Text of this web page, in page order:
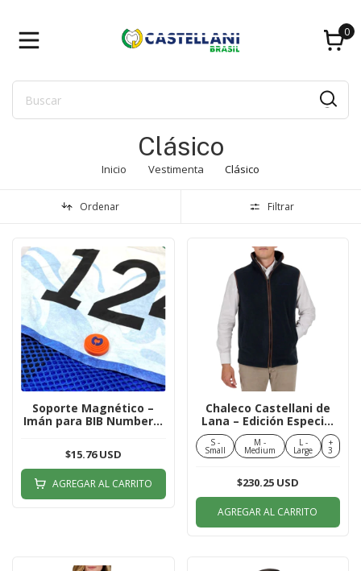
0
Clásico
Inicio Vestimenta Clásico
Ordenar Filtrar
Soporte Magnético –
Imán para BIB Number –
$15.76 USD
AGREGAR AL CARRITO
Chaleco Castellani de
Lana – Edición Especial
Clásico Ashby
S -
Small
M -
Medium
L -
Large
+
3
$230.25 USD
AGREGAR AL CARRITO